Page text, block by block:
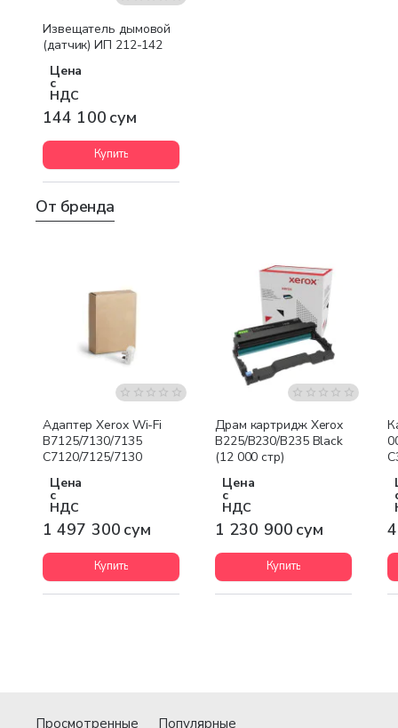
Бестселлер
Извещатель дымовой
(датчик) ИП 212-142
Цена
с
НДС
144 100 сум
Купить
От бренда
Бесплатная доставка
Адаптер Xerox Wi-Fi
B7125/7130/7135
C7120/7125/7130
Цена
с
НДС
1 497 300 сум
Купить
Бесплатная доставка
Драм картридж Xerox
B225/B230/B235 Black
(12 000 стр)
Цена
с
НДС
1 230 900 сум
Купить
Просмотренные Популярные